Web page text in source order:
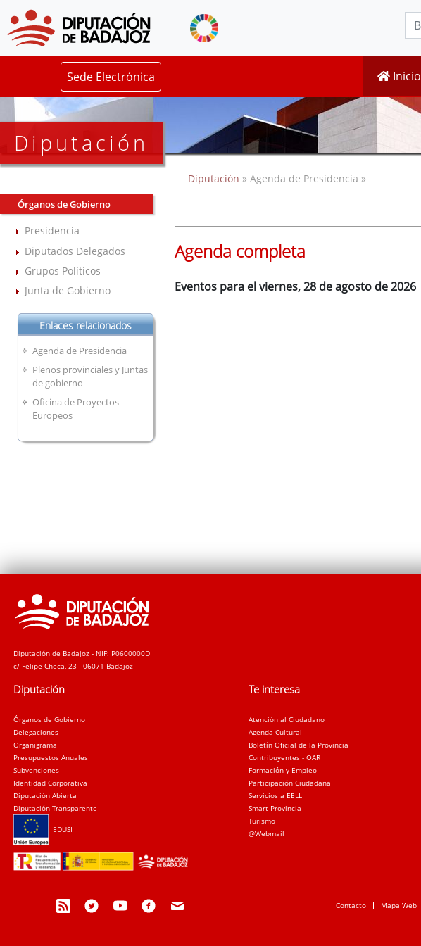
Sede Electrónica Inicio
Diputación
Órganos de Gobierno
Presidencia
Diputados Delegados
Grupos Políticos
Junta de Gobierno
Enlaces relacionados
Agenda de Presidencia
Plenos provinciales y Juntas
de gobierno
Oficina de Proyectos
Europeos
Diputación » Agenda de Presidencia »
Agenda completa
Eventos para el viernes, 28 de agosto de 2026
Diputación de Badajoz - NIF: P0600000D
c/ Felipe Checa, 23 - 06071 Badajoz
Diputación
Órganos de Gobierno
Delegaciones
Organigrama
Presupuestos Anuales
Subvenciones
Identidad Corporativa
Diputación Abierta
Diputación Transparente
EDUSI
Te interesa
Atención al Ciudadano
Agenda Cultural
Boletín Oficial de la Provincia
Contribuyentes - OAR
Formación y Empleo
Participación Ciudadana
Servicios a EELL
Smart Provincia
Turismo
@Webmail
Contacto Mapa Web